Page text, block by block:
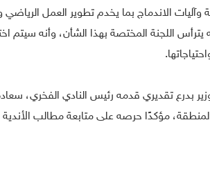
الاندماج بما يخدم تطوير العمل الرياضي
اللجنة المختصة بهذا الشأن، وأنه سيتم
بدرع تقديري قدمه رئيس النادي الفخري،
مؤكدًا حرصه على متابعة مطالب